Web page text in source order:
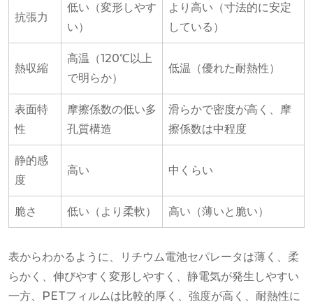
抗張力
低い（変形しやす
い）
より高い（寸法的に安定
している）
熱収縮
高温（120℃以上
で明らか）
低温（優れた耐熱性）
表面特
性
摩擦係数の低い多
孔質構造
滑らかで密度が高く、摩
擦係数は中程度
静的感
度
高い 中くらい
脆さ 低い（より柔軟） 高い（薄いと脆い）
表からわかるように、リチウム電池セパレータは薄く、柔
らかく、伸びやすく変形しやすく、静電気が発生しやすい
一方、PETフィルムは比較的厚く、強度が高く、耐熱性に